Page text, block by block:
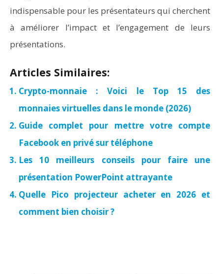
indispensable pour les présentateurs qui cherchent
à améliorer l’impact et l’engagement de leurs
présentations.
Articles Similaires:
Crypto-monnaie : Voici le Top 15 des
monnaies virtuelles dans le monde (2026)
Guide complet pour mettre votre compte
Facebook en privé sur téléphone
Les 10 meilleurs conseils pour faire une
présentation PowerPoint attrayante
Quelle Pico projecteur acheter en 2026 et
comment bien choisir ?